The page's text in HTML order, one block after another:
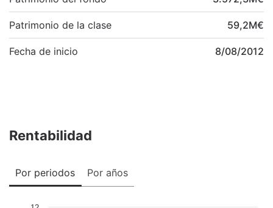
Patrimonio de la clase 59,2M€
Fecha de inicio 8/08/2012
Rentabilidad
Por periodos Por años